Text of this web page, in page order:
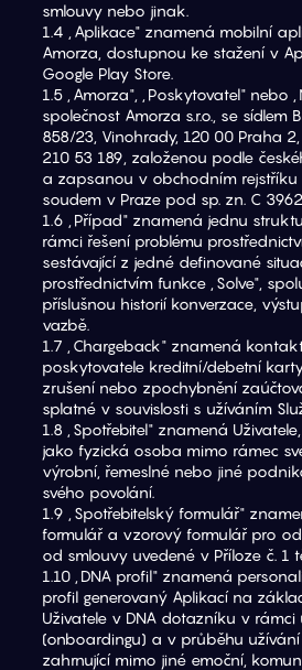
smlouvy nebo jinak.
1.4 „Aplikace" znamená mobilní
Amorza, dostupnou ke stažení v
Google Play Store.
1.5 „Amorza", „Poskytovatel" nebo
společnost Amorza s.r.o., se sídlem
858/23, Vinohrady, 120 00 Praha
210 53 189, založenou podle
a zapsanou v obchodním rejstříku
soudem v Praze pod sp. zn. C
1.6 „Případ" znamená jednu
rámci řešení problému
sestávající z jedné definované
prostřednictvím funkce „Solve",
příslušnou historií konverzace,
vazbě.
1.7 „Chargeback" znamená
poskytovatele kreditní/debetní
zrušení nebo zpochybnění
splatné v souvislosti s užíváním
1.8 „Spotřebitel" znamená
jako fyzická osoba mimo rámec
výrobní, řemeslné nebo jiné
svého povolání.
1.9 „Spotřebitelský formulář"
formulář a vzorový formulář pro
od smlouvy uvedené v Příloze č. 1
1.10 „DNA profil" znamená
profil generovaný Aplikací na
Uživatele v DNA dotazníku v
(onboardingu) a v průběhu užívání
zahrnující mimo jiné emoční,